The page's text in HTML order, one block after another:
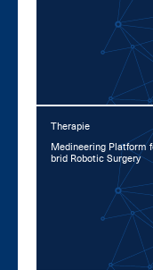
Therapie
Me­di­nee­ring Plat­form
brid Ro­botic Sur­ge­ry